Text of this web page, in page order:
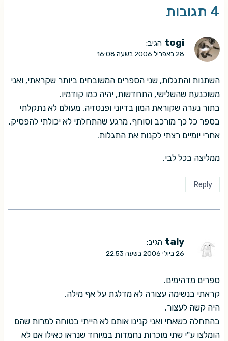
4 תגובות
togi הגיב:
28 באפריל 2006 בשעה 16:08
השתנות והתגלות, שני הספרים המשובחים ביותר שקראתי, ואני
משוכנעת שהשלישי, התחדשות, יהיה כמו קודמיו.
בתור נערה שקוראת המון בדיוני ופנטזיה, מעולם לא נתקלתי
בספר כל כך מורכב וסוחף. מרגע שהתחלתי לא יכולתי להפסיק.
אחרי יומיים רצתי לקנות את התגלות.
ממליצה בכל לבי.
Reply
taly הגיב:
26 ביולי 2006 בשעה 22:53
ספרים מדהימים.
קראתי בנשימה עצורה לא מדלגת על אף מילה.
היה קשה לעצור.
בהתחלה כשאחי ואני קנינו אותם לא הייתי בטוחה למרות שהם
הומלצו ע"י שתי מוכרות נחמדות במיוחד שנראו כאילו אם לא